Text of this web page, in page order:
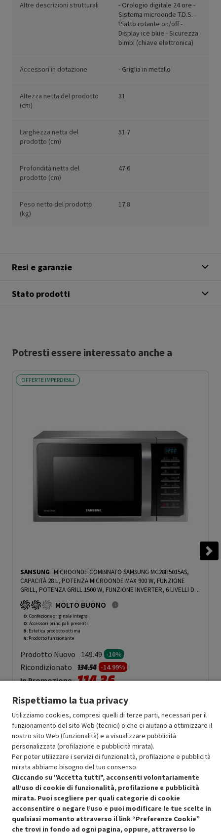
Altre descrizioni strutturali
- Orologio digitale 24 ore -
Sistema microonde T.D.S. -
Piatto rotante on/off -
Display ice blue - Sicurezza
bimbi (chiave elettronica)
Accessori in dotazione - Griglia in metallo
Altezza netta del prodotto
(cm)
31
Larghezza netta del
prodotto (cm)
51.7
Profondità netta del
prodotto (cm)
47.6
Peso netto del prodotto
(kg)
17.8
Resi e garanzie
Stato prodotti
Potresti essere interessato anche a
OFFERTE IMPERDIBILI
SAMSUNG MICROONDE COMBINATO SAMSUNG MC28H5015AS,
CAPACITÀ 28 L, POTENZA MICROONDE MAX 900 W, FUNZIONE
GRILL, POTENZA GRILL 1500 W, FUNZIONE INVERTER, 6 LIVELLI DI
POTENZA, SILVER - PRMG GRADING OOBN - 10%
OOBN - 10% MOLTO BUONO
O: Confezione originale integra
O: Accessori principali presenti
B: Estetica prodotto ottima
N: Prodotto funzionante
Prodotto Nuovo 149.49 -10%
Ricondizionato Prezzo ridotto da
134.54a-14.99%
In Promozione 114.36
Aggiungi al carrello
OFFERTE IMPERDIBILI
Risparmio garantito rispetto al corrispondente prodotto nuovo.
Condizioni generali di vendita
Rispettiamo la tua privacy
Utilizziamo cookies, compresi quelli di terze parti, necessari per il
funzionamento del sito Web (tecnici) o che ci aiutano a ottimizzare il
nostro sito Web (funzionalità) e a visualizzare pubblicità
personalizzata (profilazione e pubblicità mirata).
Per poter utilizzare i servizi di funzionalità, profilazione e pubblicità
mirata abbiamo bisogno del tuo consenso.
Cliccando su "Accetta tutti", acconsenti volontariamente
all’uso di cookie di funzionalità, profilazione e pubblicità
mirata. Puoi scegliere per quali categorie di cookie
acconsentire o negare l’uso e puoi modificare le tue scelte in
qualsiasi momento attraverso il link “Preferenze Cookie”
che trovi in fondo ad ogni pagina, oppure, attraverso lo